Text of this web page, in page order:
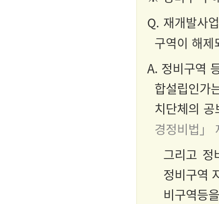
Q. 재개발사
구역이 해
A. 정비구역
합설립인가
치단체의
경정비법」
그리고 정
정비구역
비구역등